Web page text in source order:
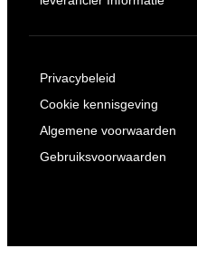
Privacybeleid
Cookie kennisgeving
Algemene voorwaarden
Gebruiksvoorwaarden